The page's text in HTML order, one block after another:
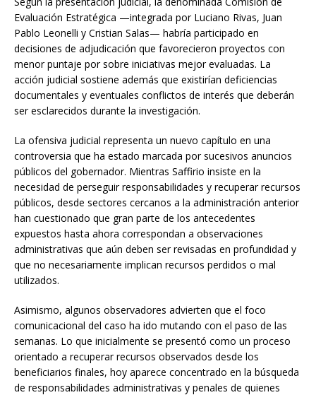
Evaluación Estratégica —integrada por Luciano Rivas, Juan
Pablo Leonelli y Cristian Salas— habría participado en
decisiones de adjudicación que favorecieron proyectos con
menor puntaje por sobre iniciativas mejor evaluadas. La
acción judicial sostiene además que existirían deficiencias
documentales y eventuales conflictos de interés que deberán
ser esclarecidos durante la investigación.
La ofensiva judicial representa un nuevo capítulo en una
controversia que ha estado marcada por sucesivos anuncios
públicos del gobernador. Mientras Saffirio insiste en la
necesidad de perseguir responsabilidades y recuperar recursos
públicos, desde sectores cercanos a la administración anterior
han cuestionado que gran parte de los antecedentes
expuestos hasta ahora correspondan a observaciones
administrativas que aún deben ser revisadas en profundidad y
que no necesariamente implican recursos perdidos o mal
utilizados.
Asimismo, algunos observadores advierten que el foco
comunicacional del caso ha ido mutando con el paso de las
semanas. Lo que inicialmente se presentó como un proceso
orientado a recuperar recursos observados desde los
beneficiarios finales, hoy aparece concentrado en la búsqueda
de responsabilidades administrativas y penales de quienes